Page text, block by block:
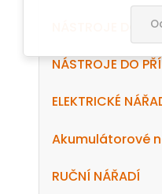
NÁSTROJE DO
NÁSTROJE DO
ELEKTRICKÉ
Akumulátorové
RUČNÍ NÁŘADÍ